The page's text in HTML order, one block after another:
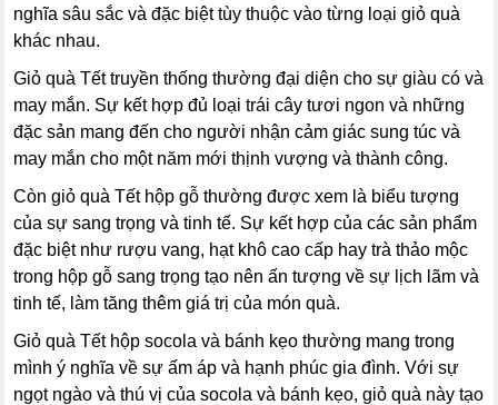
nghĩa sâu sắc và đặc biệt tùy thuộc vào từng loại giỏ quà
khác nhau.
Giỏ quà Tết truyền thống thường đại diện cho sự giàu có và
may mắn. Sự kết hợp đủ loại trái cây tươi ngon và những
đặc sản mang đến cho người nhận cảm giác sung túc và
may mắn cho một năm mới thịnh vượng và thành công.
Còn giỏ quà Tết hộp gỗ thường được xem là biểu tượng
của sự sang trọng và tinh tế. Sự kết hợp của các sản phẩm
đặc biệt như rượu vang, hạt khô cao cấp hay trà thảo mộc
trong hộp gỗ sang trọng tạo nên ấn tượng về sự lịch lãm và
tinh tế, làm tăng thêm giá trị của món quà.
Giỏ quà Tết hộp socola và bánh kẹo thường mang trong
mình ý nghĩa về sự ấm áp và hạnh phúc gia đình. Với sự
ngọt ngào và thú vị của socola và bánh kẹo, giỏ quà này tạo